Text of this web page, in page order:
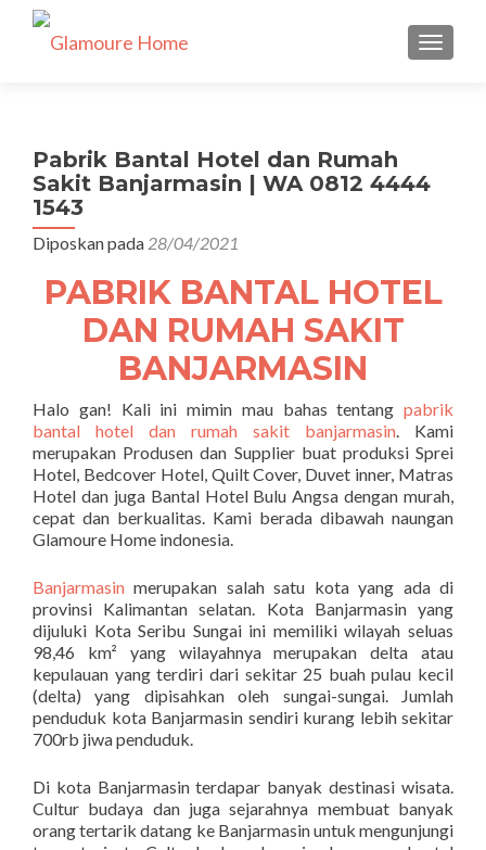
TUKAR
Pabrik Bantal Hotel dan Rumah
Sakit Banjarmasin | WA 0812 4444
1543
Diposkan pada 28/04/2021
PABRIK BANTAL HOTEL
DAN RUMAH SAKIT
BANJARMASIN
Halo gan! Kali ini mimin mau bahas tentang pabrik
bantal hotel dan rumah sakit banjarmasin. Kami
merupakan Produsen dan Supplier buat produksi Sprei
Hotel, Bedcover Hotel, Quilt Cover, Duvet inner, Matras
Hotel dan juga Bantal Hotel Bulu Angsa dengan murah,
cepat dan berkualitas. Kami berada dibawah naungan
Glamoure Home indonesia.
Banjarmasin merupakan salah satu kota yang ada di
provinsi Kalimantan selatan. Kota Banjarmasin yang
dijuluki Kota Seribu Sungai ini memiliki wilayah seluas
98,46 km² yang wilayahnya merupakan delta atau
kepulauan yang terdiri dari sekitar 25 buah pulau kecil
(delta) yang dipisahkan oleh sungai-sungai. Jumlah
penduduk kota Banjarmasin sendiri kurang lebih sekitar
700rb jiwa penduduk.
Di kota Banjarmasin terdapar banyak destinasi wisata.
Cultur budaya dan juga sejarahnya membuat banyak
orang tertarik datang ke Banjarmasin untuk mengunjungi